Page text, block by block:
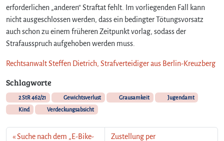
erforderlichen „anderen“ Straftat fehlt. Im vorliegenden Fall kann
nicht ausgeschlossen werden, dass ein bedingter Tötungsvorsatz
auch schon zu einem früheren Zeitpunkt vorlag, sodass der
Strafausspruch aufgehoben werden muss.
Rechtsanwalt Steffen Dietrich, Strafverteidiger aus Berlin-Kreuzberg
Schlagworte
2 StR 462/21 Gewichtsverlust Grausamkeit
Jugendamt
Kind
Verdeckungsabsicht
Suche nach dem „E-Bike-
Zustellung per